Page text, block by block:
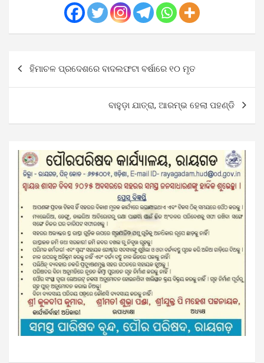
navigation
ହିମାଚଳ ପ୍ରଦେଶରେ ବାଦଲଫଟା ବର୍ଷାରେ ୧୦ ମୃତ
ବାହୁଡ଼ା ଯାତ୍ରା, ଆରମ୍ଭ ହେଲା ପହଣ୍ଡି